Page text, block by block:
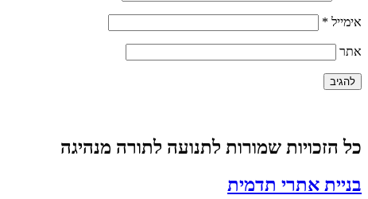
אימייל *
אתר
כל הזכויות שמורות לתנועה לתורה מנהיגה
בניית אתרי תדמית